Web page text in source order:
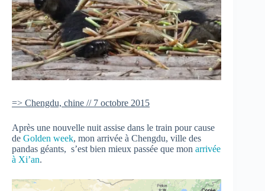
=> Chengdu, chine // 7 octobre 2015
Après une nouvelle nuit assise dans le train pour cause
de Golden week, mon arrivée à Chengdu, ville des
pandas géants, s’est bien mieux passée que mon arrivée
à Xi’an.